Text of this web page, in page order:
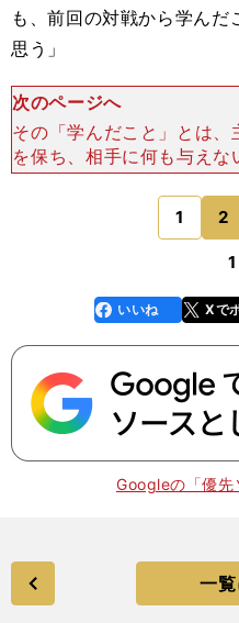
も、前回の対戦から学んだ
思う」
次のページへ
その「学んだこと」とは
を保ち、相手に何も与えな
率の高いショット選択を
ドバイでの対戦時には、
いうリス
1 2
faceboo
k
いいね Xで
Googleの「優先
一